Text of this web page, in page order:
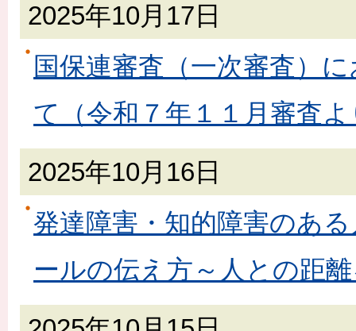
2025年10月17日
国保連審査（一次審査）
て（令和７年１１月審査
2025年10月16日
発達障害・知的障害のあ
ールの伝え方～人との距